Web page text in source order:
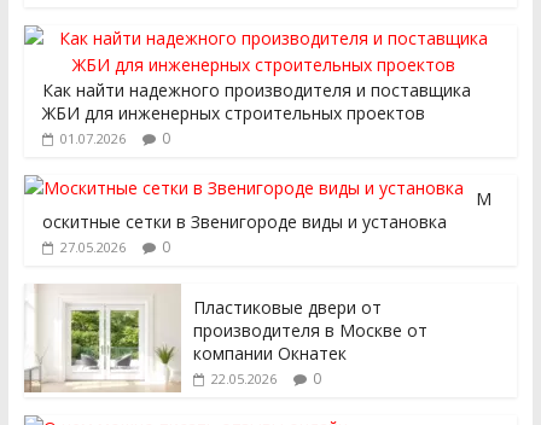
Как найти надежного производителя и поставщика
ЖБИ для инженерных строительных проектов
01.07.2026 0
М
оскитные сетки в Звенигороде виды и установка
27.05.2026 0
Пластиковые двери от
производителя в Москве от
компании Окнатек
22.05.2026 0